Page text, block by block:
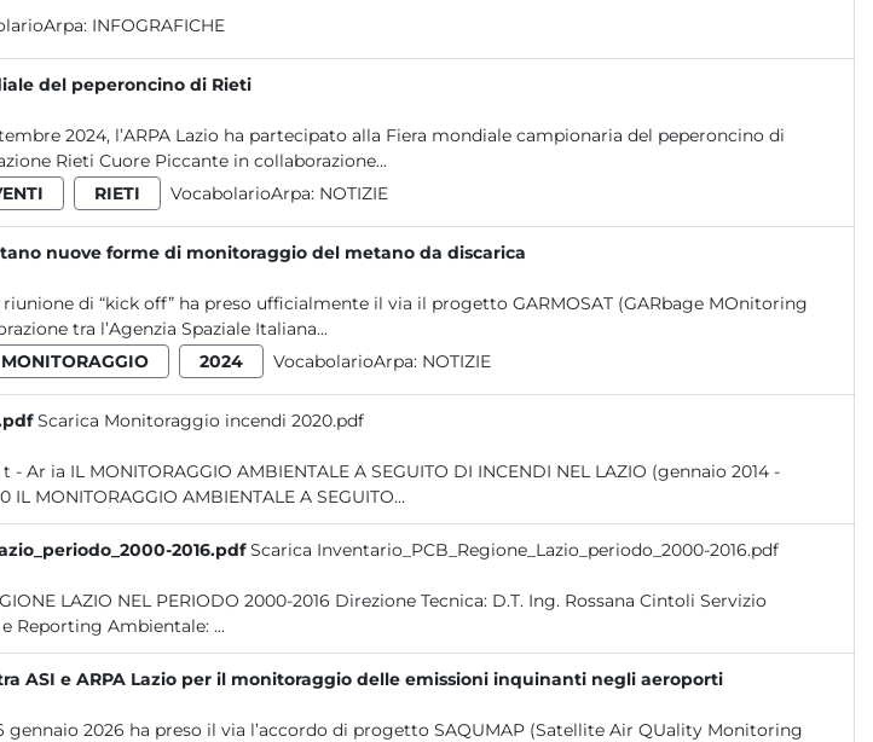
INFOGRAFICHE
del peperoncino di Rieti
2024, l’ARPA Lazio ha partecipato alla Fiera mondiale campionaria del peperoncino di
Rieti Cuore Piccante in collaborazione...
RIETI VocabolarioArpa: NOTIZIE
nuove forme di monitoraggio del metano da discarica
riunione di “kick off” ha preso ufficialmente il via il progetto GARMOSAT (GARbage MOnitoring
tra l’Agenzia Spaziale Italiana...
MONITORAGGIO 2024 VocabolarioArpa: NOTIZIE
Scarica Monitoraggio incendi 2020.pdf
giugno 2020) Report / Aria_10 IL MONITORAGGIO AMBIENTALE A SEGUITO...
2016.pdf Scarica Inventario_PCB_Regione_Lazio_periodo_2000-2016.pdf
Reporting Ambientale: ...
ASI e ARPA Lazio per il monitoraggio delle emissioni inquinanti negli aeroporti
2026 ha preso il via l’accordo di progetto SAQUMAP (Satellite Air QUality Monitoring